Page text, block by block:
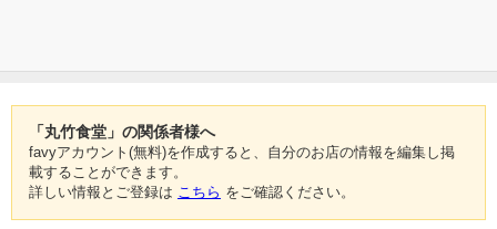
「丸竹食堂」の関係者様へ
favyアカウント(無料)を作成すると、自分のお店の情報を編集し掲
載することができます。
詳しい情報とご登録は こちら をご確認ください。